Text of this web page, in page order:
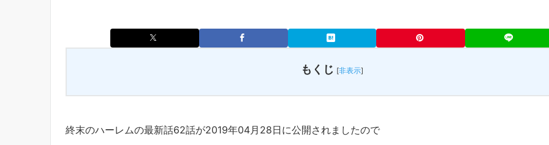
もくじ [非表示]
終末のハーレムの最新話62話が2019年04月28日に公開されましたので